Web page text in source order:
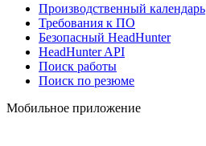
Производственный календарь
Требования к ПО
Безопасный HeadHunter
HeadHunter API
Поиск работы
Поиск по резюме
Мобильное приложение